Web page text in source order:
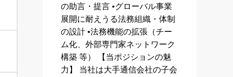
の助言・提言 •グローバル事業
展開に耐えうる法務組織・体制
の設計 •法務機能の拡張（チー
ム化、外部専門家ネットワーク
構築 等） 【当ポジションの魅
力】 当社は大手通信会社の子会